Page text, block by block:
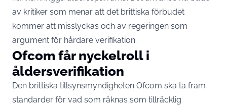
av kritiker som menar att det brittiska förbudet
kommer att misslyckas och av regeringen som
argument för hårdare verifikation.
Ofcom får nyckelroll i
åldersverifikation
Den brittiska tillsynsmyndigheten Ofcom ska ta fram
standarder för vad som räknas som tillräcklig